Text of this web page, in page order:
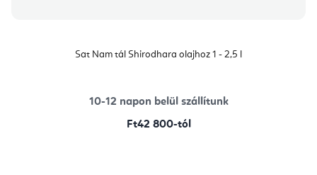
Sat Nam tál Shirodhara olajhoz 1 - 2,5 l
10-12 napon belül szállítunk
Ft42 800-tól